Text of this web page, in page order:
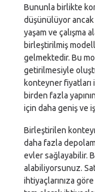
Bununla birlikte
düşünülüyor
yaşam ve çalışma
birleştirilmiş
gelmektedir. Bu
getirilmesiyle
konteyner
birden fazla
için daha geniş ve
Birleştirilen
daha fazla
evler sağlayabilir.
alabiliyorsunuz.
ihtiyaçlarınıza